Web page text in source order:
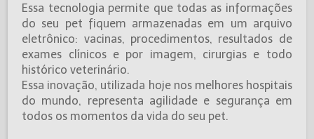
Essa tecnologia permite que todas as informações
do seu pet fiquem armazenadas em um arquivo
eletrônico: vacinas, procedimentos, resultados de
exames clínicos e por imagem, cirurgias e todo
histórico veterinário.
Essa inovação, utilizada hoje nos melhores hospitais
do mundo, representa agilidade e segurança em
todos os momentos da vida do seu pet.